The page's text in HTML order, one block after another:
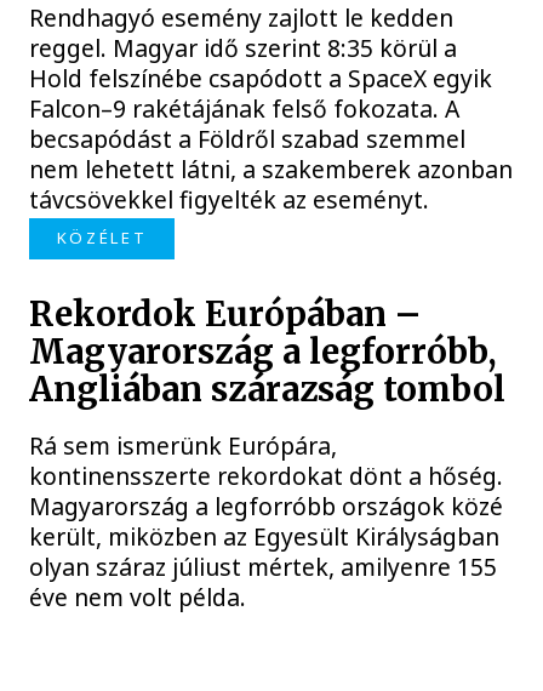
Rendhagyó esemény zajlott le kedden
reggel. Magyar idő szerint 8:35 körül a
Hold felszínébe csapódott a SpaceX egyik
Falcon–9 rakétájának felső fokozata. A
becsapódást a Földről szabad szemmel
nem lehetett látni, a szakemberek azonban
távcsövekkel figyelték az eseményt.
KÖZÉLET
Rekordok Európában –
Magyarország a legforróbb,
Angliában szárazság tombol
Rá sem ismerünk Európára,
kontinensszerte rekordokat dönt a hőség.
Magyarország a legforróbb országok közé
került, miközben az Egyesült Királyságban
olyan száraz júliust mértek, amilyenre 155
éve nem volt példa.